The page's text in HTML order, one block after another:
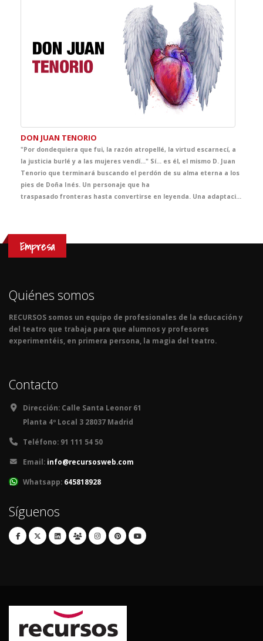
DON JUAN TENORIO
"Por dondequiera que fui, la razón atropellé, la virtud escarnecí, a
la justicia burlé y a las mujeres vendí…" Sí... es él, el mismo D. Juan
Tenorio que terminará buscando el perdón de su alma eterna a los
pies de Doña Inés. Un personaje que ha
traspasado fronteras hasta convertirse en leyenda. Una adaptación exquisita con una puesta en escena nueva, vibrante, contemporánea y muy visual para acercar a tus alumnos a la genialidad del verso de Zorrilla y vivir el Romanticismo y su símbolo. Imprescindible esta joya de nuestra mejor literatura, que se convertirá en la mejor clase de literatura del curso.
Empresa
Quiénes somos
RECURSOS somos un equipo de profesionales de la educación y
del teatro que trabaja para que alumnos y profesores
experimentéis, en primera persona, la magia del teatro.
Contacto
Dirección: Calle Santa Leonor 61
Planta 4º Local 3 28037 Madrid
Teléfono: 91 111 54 50
Email: info@recursosweb.com
Whatsapp: 645818928
Síguenos